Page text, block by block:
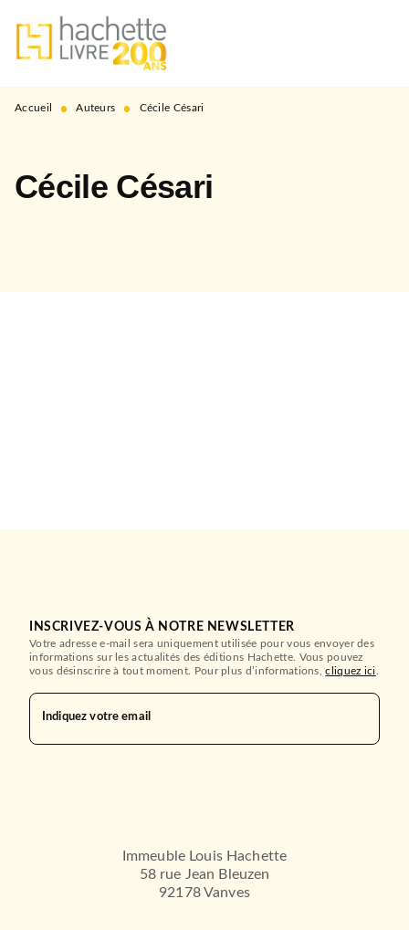
MENU RECHERCHE
PIED DE PAGE
Accueil • Auteurs • Cécile Césari
Cécile Césari
INSCRIVEZ-VOUS À NOTRE NEWSLETTER
Votre adresse e-mail sera uniquement utilisée pour vous envoyer des
informations sur les actualités des éditions Hachette. Vous pouvez
vous désinscrire à tout moment. Pour plus d’informations,cliquez ici
Indiquez votre email
Immeuble Louis Hachette
58 rue Jean Bleuzen
92178 Vanves